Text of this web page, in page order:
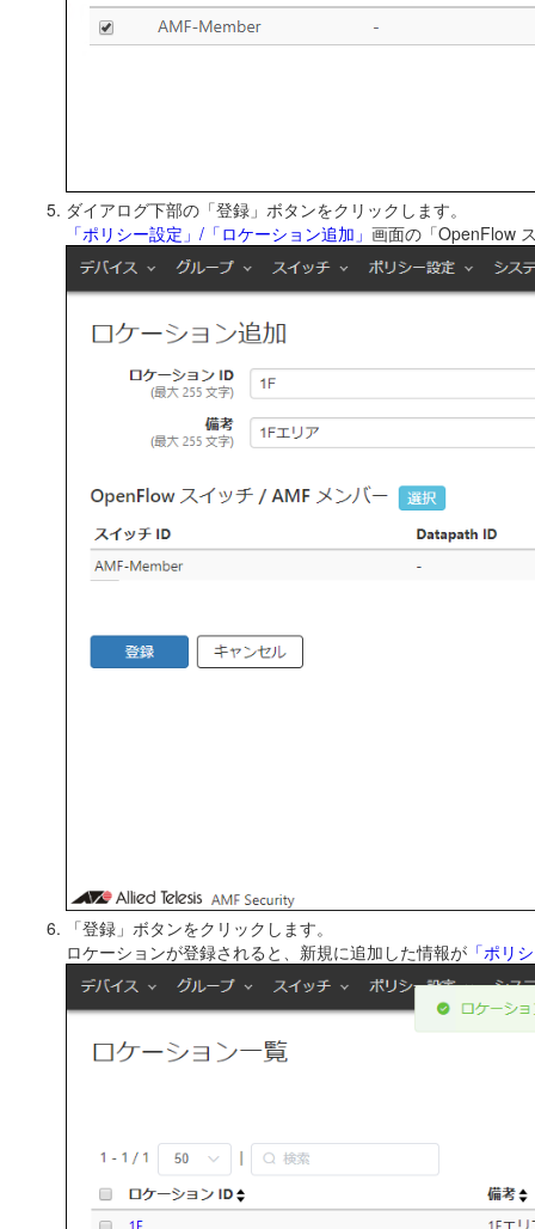
ダイアログ下部の「登録」ボタンをクリックします。
「ポリシー設定」/「ロケーション追加」 画面の「OpenFlow
「登録」ボタンをクリックします。
ロケーションが登録されると、新規に追加した情報が 「ポリ